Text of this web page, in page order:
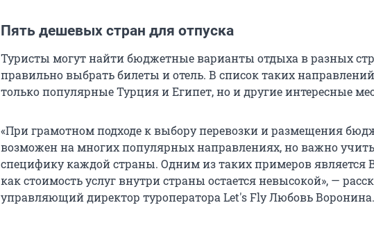
Пять дешевых стран для отпуска
Туристы могут найти бюджетные варианты отдыха в разных
правильно выбрать билеты и отель. В список таких
только популярные Турция и Египет, но и другие интересные
«При грамотном подходе к выбору перевозки и размещения
возможен на многих популярных направлениях, но важно
специфику каждой страны. Одним из таких примеров является
как стоимость услуг внутри страны остается невысокой», —
управляющий директор туроператора Let's Fly Любовь Воронина.